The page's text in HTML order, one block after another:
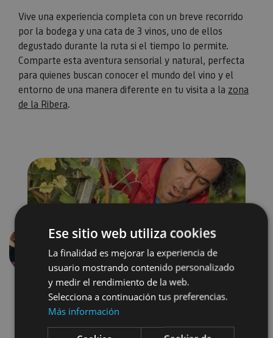
Vive una experiencia completa con un breve recorrido
por la bodega y una cata de 3 vinos, uno de ellos
degustado durante la ruta si el tiempo lo permite.
Comparte esta aventura sensorial y natural, perfecta
para quienes buscan conocer el mundo del vino y el
entorno de una manera diferente en tu visita a la zona
de la Ribera.
Précédent
Ese sitio web utiliza cookies
La finalidad es mejorar la experiencia de
usuario mostrando contenido personalizado
y medir el rendimiento de la web.
Selecciona a continuación tus preferencias.
Más información